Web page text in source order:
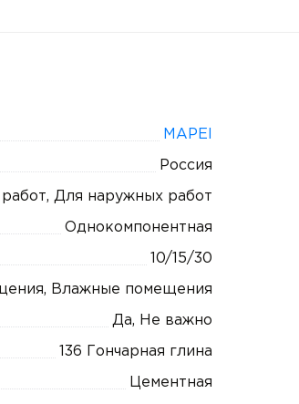
MAPEI
Россия
Для наружных работ
Однокомпонентная
10/15/30
Влажные помещения
Да, Не важно
136 Гончарная глина
Цементная